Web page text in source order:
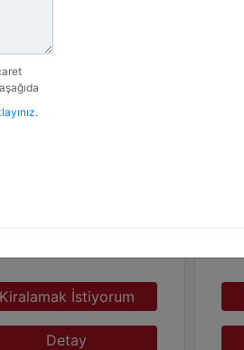
Kiralamak İstiyorum
Detay